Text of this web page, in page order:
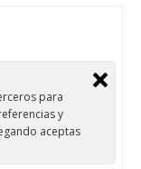
para
y
aceptas